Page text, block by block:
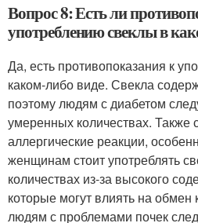
Вопрос 8: Есть ли
употреблению свеклы в
Да, есть противопоказания к
каком-либо виде. Свекла
поэтому людям с диабетом
умеренных количествах. Также
аллергические реакции,
женщинам стоит употреблять
количествах из-за высокого
которые могут влиять на обмен
людям с проблемами почек